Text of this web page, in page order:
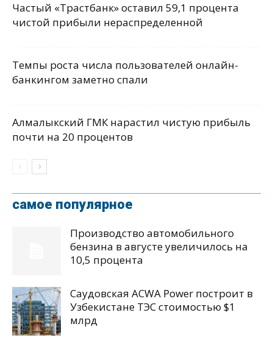
Частый «Трастбанк» оставил 59,1 процента
чистой прибыли нераспределенной
Темпы роста числа пользователей онлайн-
банкингом заметно спали
Алмалыкский ГМК нарастил чистую прибыль
почти на 20 процентов
самое популярное
Производство автомобильного
бензина в августе увеличилось на
10,5 процента
Саудовская ACWA Power построит в
Узбекистане ТЭС стоимостью $1
млрд